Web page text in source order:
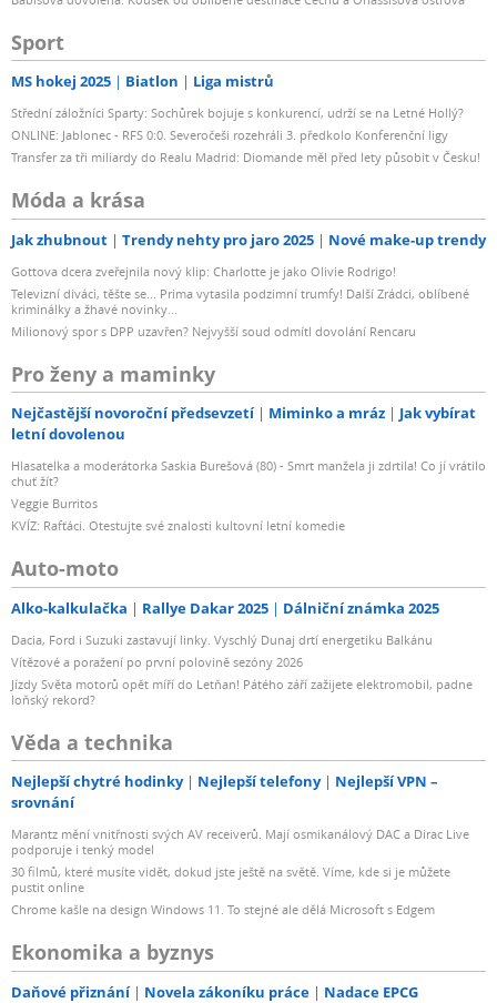
Sport
MS hokej 2025 Biatlon Liga mistrů
Střední záložníci Sparty: Sochůrek bojuje s konkurencí, udrží se na Letné Hollý?
ONLINE: Jablonec - RFS 0:0. Severočeši rozehráli 3. předkolo Konferenční ligy
Transfer za tři miliardy do Realu Madrid: Diomande měl před lety působit v Česku!
Móda a krása
Jak zhubnout Trendy nehty pro jaro 2025 Nové make-up trendy
Gottova dcera zveřejnila nový klip: Charlotte je jako Olivie Rodrigo!
Televizní diváci, těšte se... Prima vytasila podzimní trumfy! Další Zrádci, oblíbené
kriminálky a žhavé novinky...
Milionový spor s DPP uzavřen? Nejvyšší soud odmítl dovolání Rencaru
Pro ženy a maminky
Nejčastější novoroční předsevzetí Miminko a mráz
Jak vybírat
letní dovolenou
Hlasatelka a moderátorka Saskia Burešová (80) - Smrt manžela ji zdrtila! Co jí vrátilo
chuť žít?
Veggie Burritos
KVÍZ: Rafťáci. Otestujte své znalosti kultovní letní komedie
Auto-moto
Alko-kalkulačka Rallye Dakar 2025 Dálniční známka 2025
Dacia, Ford i Suzuki zastavují linky. Vyschlý Dunaj drtí energetiku Balkánu
Vítězové a poražení po první polovině sezóny 2026
Jízdy Světa motorů opět míří do Letňan! Pátého září zažijete elektromobil, padne
loňský rekord?
Věda a technika
Nejlepší chytré hodinky Nejlepší telefony
Nejlepší VPN –
srovnání
Marantz mění vnitřnosti svých AV receiverů. Mají osmikanálový DAC a Dirac Live
podporuje i tenký model
30 filmů, které musíte vidět, dokud jste ještě na světě. Víme, kde si je můžete
pustit online
Chrome kašle na design Windows 11. To stejné ale dělá Microsoft s Edgem
Ekonomika a byznys
Daňové přiznání Novela zákoníku práce Nadace EPCG